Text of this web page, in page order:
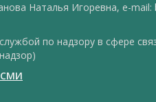
Наталья Игоревна, e-mail:
по надзору в сфере
СМИ